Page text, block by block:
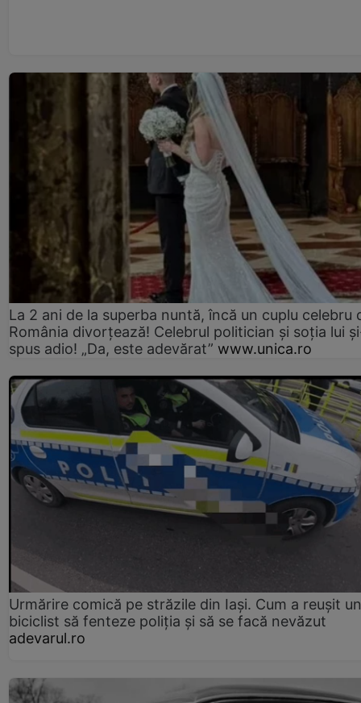
La 2 ani de la superba nuntă, încă un cuplu celebru
România divorțează! Celebrul politician și soția lui
spus adio! „Da, este adevărat” www.unica.ro
Urmărire comică pe străzile din Iași. Cum a reușit un
biciclist să fenteze poliția și să se facă nevăzut
adevarul.ro